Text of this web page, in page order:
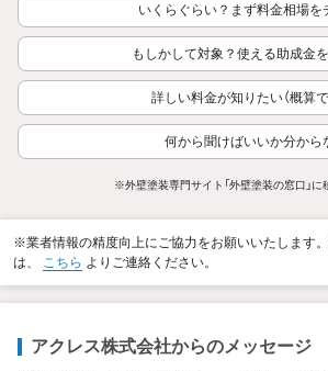
いくらぐらい？まず料金相場を
もしかして対象？使える助成金
詳しい料金が知りたい（概算で
何から聞けばいいか分から
※外壁塗装専門サイト「外壁塗装の窓口」に
※業者情報の精度向上にご協力をお願いいたします
は、 こちら よりご連絡ください。
アクレス株式会社からのメッセージ